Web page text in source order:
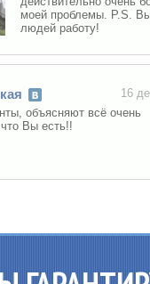
проблемы. P.S. Вы
работу!
16
всё очень
есть!!